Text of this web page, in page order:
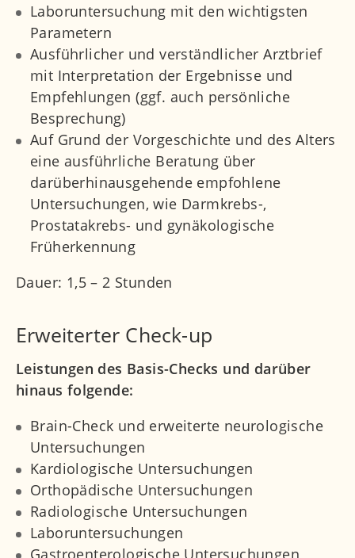
Laboruntersuchung mit den wichtigsten
Parametern
Ausführlicher und verständlicher Arztbrief
mit Interpretation der Ergebnisse und
Empfehlungen (ggf. auch persönliche
Besprechung)
Auf Grund der Vorgeschichte und des Alters
eine ausführliche Beratung über
darüberhinausgehende empfohlene
Untersuchungen, wie Darmkrebs-,
Prostatakrebs- und gynäkologische
Früherkennung
Dauer: 1,5 – 2 Stunden
Erweiterter Check-up
Leistungen des Basis-Checks und darüber
hinaus folgende:
Brain-Check und erweiterte neurologische
Untersuchungen
Kardiologische Untersuchungen
Orthopädische Untersuchungen
Radiologische Untersuchungen
Laboruntersuchungen
Gastroenterologische Untersuchungen